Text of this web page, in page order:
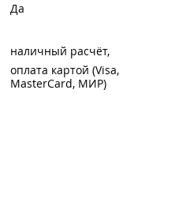
Да
наличный расчёт
оплата картой (Visa,
MasterCard, МИР)